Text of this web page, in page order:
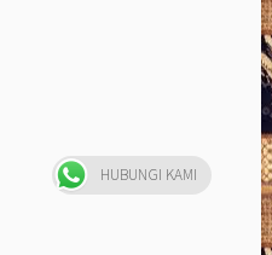
HUBUNGI KAMI